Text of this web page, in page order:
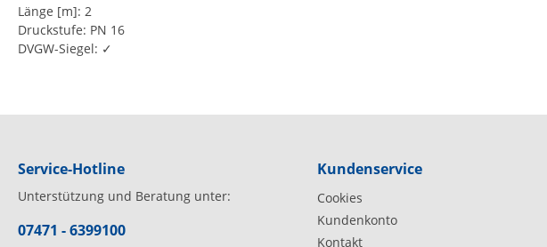
Länge [m]: 2
Druckstufe: PN 16
DVGW-Siegel: ✓
Service-Hotline
Unterstützung und Beratung unter:
07471 - 6399100
Kundenservice
Cookies
Kundenkonto
Kontakt